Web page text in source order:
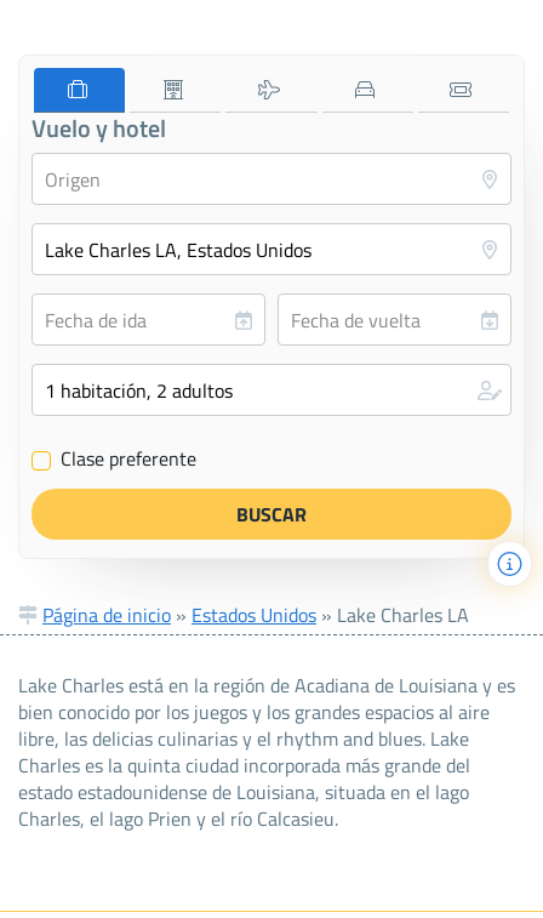
Vuelo y hotel
✔ Clase preferente
Página de inicio » Estados Unidos » Lake Charles LA
Lake Charles está en la región de Acadiana de Louisiana y es
bien conocido por los juegos y los grandes espacios al aire
libre, las delicias culinarias y el rhythm and blues. Lake
Charles es la quinta ciudad incorporada más grande del
estado estadounidense de Louisiana, situada en el lago
Charles, el lago Prien y el río Calcasieu.